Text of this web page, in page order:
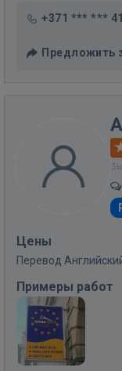
+371 *** *** 41
Предложить
Цены
Перевод
Примеры работ